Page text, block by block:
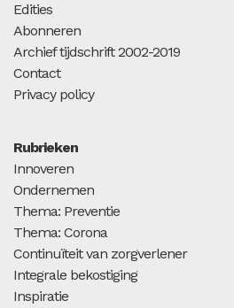
Edities
Abonneren
Archief tijdschrift 2002-2019
Contact
Privacy policy
Rubrieken
Innoveren
Ondernemen
Thema: Preventie
Thema: Corona
Continuïteit van zorgverlener
Integrale bekostiging
Inspiratie